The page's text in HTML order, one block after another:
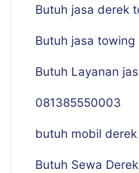
Butuh jasa derek
Butuh jasa towing
Butuh Layanan
081385550003
butuh mobil
Butuh Sewa